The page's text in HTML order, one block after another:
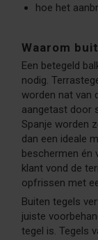
hoe het
Waarom
Een betegeld
nodig.
worden nat van
aangetast door
Spanje worden
dan een ideale
beschermen én
klant vond de
opfrissen met
Buiten tegels
juiste
tegel is. Tegels